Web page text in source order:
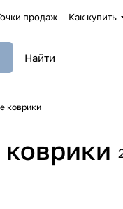
продаж Как купить
коврики